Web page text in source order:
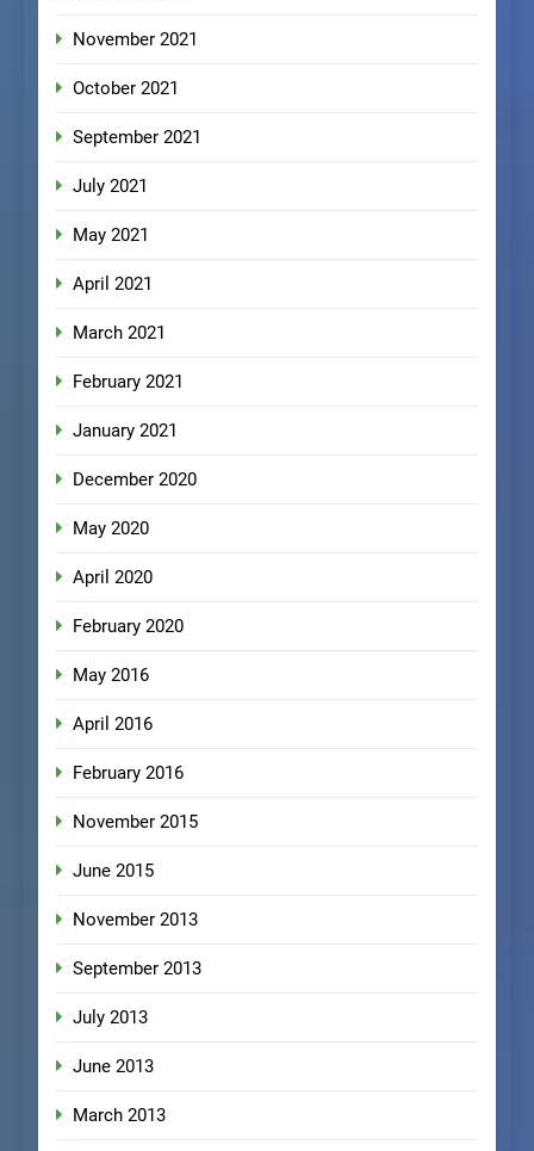
November 2021
October 2021
September 2021
July 2021
May 2021
April 2021
March 2021
February 2021
January 2021
December 2020
May 2020
April 2020
February 2020
May 2016
April 2016
February 2016
November 2015
June 2015
November 2013
September 2013
July 2013
June 2013
March 2013